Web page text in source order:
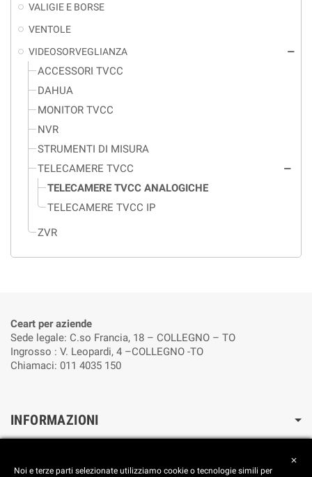
VALIGIE E BORSE
VENTOLE
VIDEOSORVEGLIANZA
remove
ACCESSORI TVCC
DAHUA
MONITOR TVCC
NVR
STRUMENTI DI MISURA
TELECAMERE TVCC
remove
TELECAMERE TVCC ANALOGICHE
TELECAMERE TVCC IP
ZVR
Ceart per aziende
Sede legale: C.so Francia, 18 – COLLEGNO – TO
Ingrosso : V. Leopardi, 4 –COLLEGNO -TO
Chiamaci: 011 4035 150
INFORMAZIONI
Reimposta le preferenze dei cookie
close
Noi e terze parti selezionate utilizziamo cookie o tecnologie simili per